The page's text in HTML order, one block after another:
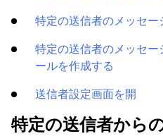
特定の送信者のメッセー
特定の送信者のメッセ
ールを作成する
送信者設定画面を開
特定の送信者から